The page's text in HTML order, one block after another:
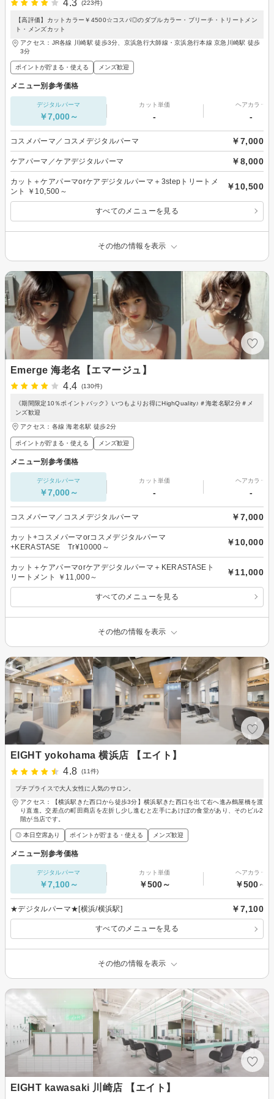
4.3 (223件)
【高評価】カットカラー￥4500☆コスパ◎のダブルカラー・ブリーチ・トリートメン
ト・メンズカット
アクセス：JR各線 川崎駅 徒歩3分、京浜急行大師線・京浜急行本線 京急川崎駅 徒歩
3分
ポイントが貯まる・使える メンズ歓迎
メニュー別参考価格
デジタルパーマ
￥7,000～
カット単価
-
ヘアカラー
-
コスメパーマ／コスメデジタルパーマ ￥7,000
ケアパーマ／ケアデジタルパーマ ￥8,000
カット＋ケアパーマorケアデジタルパーマ＋3stepトリートメ
ント ￥10,500～
￥10,500
すべてのメニューを見る
その他の情報を表示
Emerge 海老名【エマージュ】
4.4
(130件)
《期間限定10％ポイントバック》いつもよりお得にHighQuality♪＃海老名駅2分＃メ
ンズ歓迎
アクセス：各線 海老名駅 徒歩2分
ポイントが貯まる・使える メンズ歓迎
メニュー別参考価格
デジタルパーマ
￥7,000～
カット単価
-
ヘアカラー
-
コスメパーマ／コスメデジタルパーマ ￥7,000
カット+コスメパーマorコスメデジタルパーマ
+KERASTASE Tr¥10000～
￥10,000
カット＋ケアパーマorケアデジタルパーマ＋KERASTASEト
リートメント ￥11,000～
￥11,000
すべてのメニューを見る
その他の情報を表示
EIGHT yokohama 横浜店 【エイト】
4.8
(11件)
プチプライスで大人女性に人気のサロン。
アクセス：【横浜駅きた西口から徒歩3分】横浜駅きた西口を出て右へ進み鶴屋橋を渡
り直進。交差点の町田商店を左折し少し進むと左手にあけぼの食堂があり、そのビル2
階が当店です。
◎ 本日空席あり ポイントが貯まる・使える メンズ歓迎
メニュー別参考価格
デジタルパーマ
￥7,100～
カット単価
￥500～
ヘアカラー
￥500～
★デジタルパーマ★[横浜/横浜駅] ￥7,100
すべてのメニューを見る
その他の情報を表示
EIGHT kawasaki 川崎店 【エイト】